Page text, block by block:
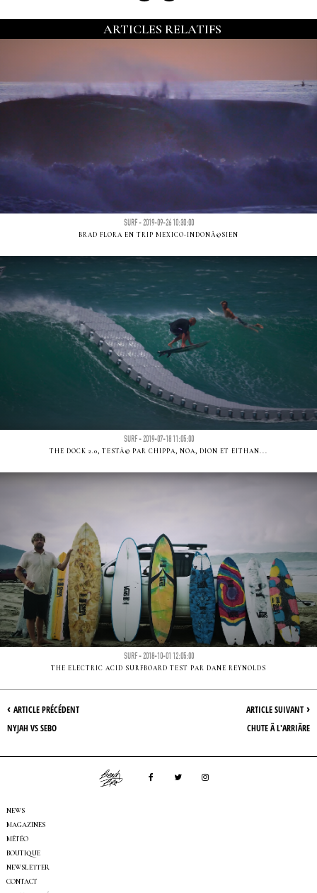
ARTICLES RELATIFS
SURF - 2019-09-26 10:30:00
BRAD FLORA EN TRIP MEXICO-INDONÃ©SIEN
SURF - 2019-07-18 11:05:00
THE DOCK 2.0, TESTÃ© PAR CHIPPA, NOA, DION ET EITHAN...
SURF - 2018-10-01 12:05:00
THE ELECTRIC ACID SURFBOARD TEST PAR DANE REYNOLDS
ARTICLE SUIVANT ›
CHUTE Ã L'ARRIÃRE
‹ ARTICLE PRÉCÉDENT
NYJAH VS SEBO
NEWS
MAGAZINES
MÉTÉO
BOUTIQUE
NEWSLETTER
CONTACT